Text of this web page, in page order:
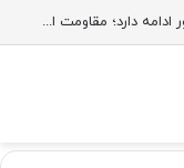
شیخ نعیم قاسم: راه امام حسین(ع) تا ظهور ادامه دارد؛ مقاومت از کربلا الهام می‌گیرد